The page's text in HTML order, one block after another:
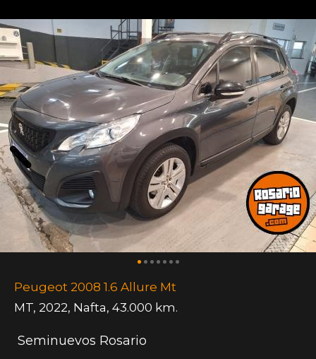
Peugeot 2008 1.6 Allure Mt
MT, 2022, Nafta, 43.000 km.
Seminuevos Rosario